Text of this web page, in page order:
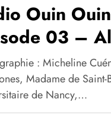
Ouin
03 –
Balesmont
: Micheline
Madame de Saint-
de Nancy,…